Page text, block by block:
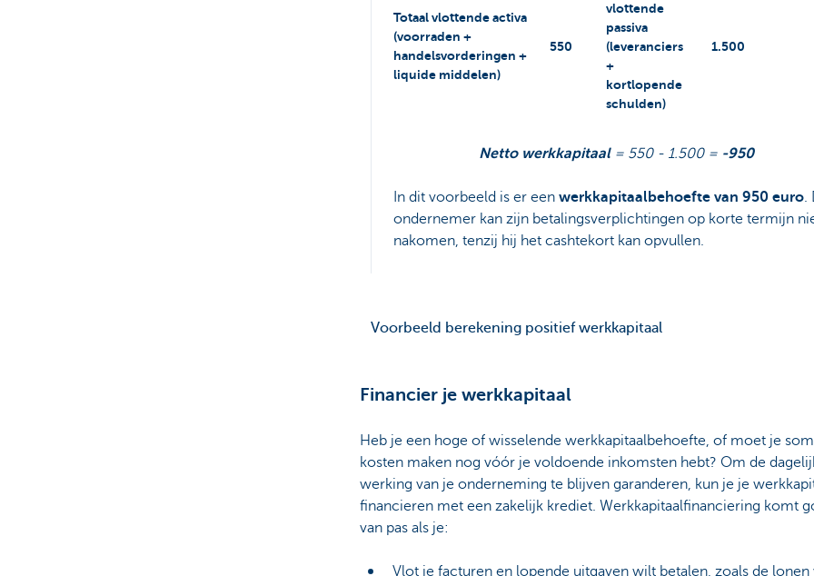
Totaal vlottende activa
(voorraden +
handelsvorderingen +
liquide middelen)
550
vlottende
passiva
(leveranciers
+
kortlopende
schulden)
1.500
Netto werkkapitaal= 550 - 1.500 = -950
In dit voorbeeld is er een werkkapitaalbehoefte van 950 euro.
ondernemer kan zijn betalingsverplichtingen op korte termijn
nakomen, tenzij hij het cashtekort kan opvullen.
Voorbeeld berekening positief werkkapitaal
Financier je werkkapitaal
Heb je een hoge of wisselende werkkapitaalbehoefte, of moet je
kosten maken nog vóór je voldoende inkomsten hebt? Om de
werking van je onderneming te blijven garanderen, kun je je
financieren met een zakelijk krediet. Werkkapitaalfinanciering komt
van pas als je:
Vlot je facturen en lopende uitgaven wilt betalen, zoals de lonen